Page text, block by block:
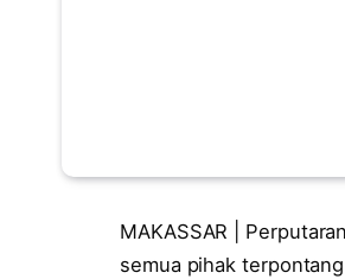
MAKASSAR |
semua pihak